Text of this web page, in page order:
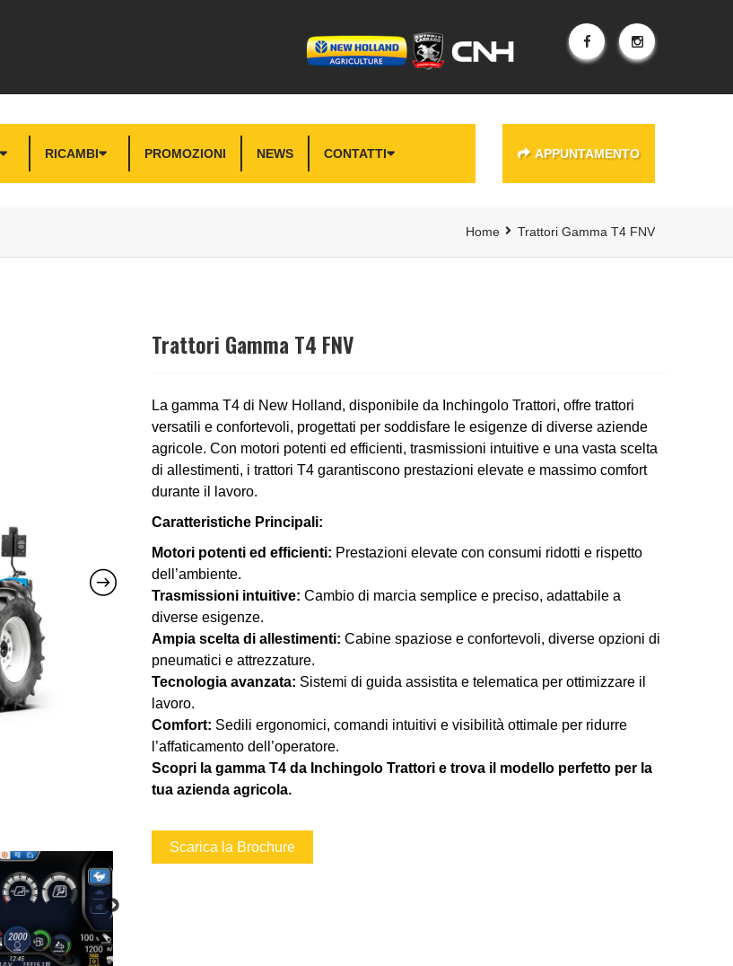
RICAMBI PROMOZIONI NEWS CONTATTI APPUNTAMENTO
Home Trattori Gamma T4 FNV
Trattori Gamma T4 FNV
La gamma T4 di New Holland, disponibile da Inchingolo Trattori, offre trattori
versatili e confortevoli, progettati per soddisfare le esigenze di diverse aziende
agricole. Con motori potenti ed efficienti, trasmissioni intuitive e una vasta scelta
di allestimenti, i trattori T4 garantiscono prestazioni elevate e massimo comfort
durante il lavoro.
Caratteristiche Principali:
Motori potenti ed efficienti: Prestazioni elevate con consumi ridotti e rispetto
dell’ambiente.
Trasmissioni intuitive: Cambio di marcia semplice e preciso, adattabile a
diverse esigenze.
Ampia scelta di allestimenti: Cabine spaziose e confortevoli, diverse opzioni di
pneumatici e attrezzature.
Tecnologia avanzata: Sistemi di guida assistita e telematica per ottimizzare il
lavoro.
Comfort: Sedili ergonomici, comandi intuitivi e visibilità ottimale per ridurre
l’affaticamento dell’operatore.
Scopri la gamma T4 da Inchingolo Trattori e trova il modello perfetto per la
tua azienda agricola.
Scarica la Brochure